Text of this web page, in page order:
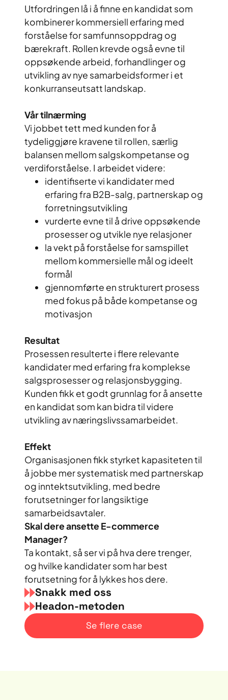
Utfordringen lå i å finne en kandidat som
kombinerer kommersiell erfaring med
forståelse for samfunnsoppdrag og
bærekraft. Rollen krevde også evne til
oppsøkende arbeid, forhandlinger og
utvikling av nye samarbeidsformer i et
konkurranseutsatt landskap.
Vår tilnærming
Vi jobbet tett med kunden for å
tydeliggjøre kravene til rollen, særlig
balansen mellom salgskompetanse og
verdiforståelse. I arbeidet videre:
identifiserte vi kandidater med
erfaring fra B2B-salg, partnerskap og
forretningsutvikling
vurderte evne til å drive oppsøkende
prosesser og utvikle nye relasjoner
la vekt på forståelse for samspillet
mellom kommersielle mål og ideelt
formål
gjennomførte en strukturert prosess
med fokus på både kompetanse og
motivasjon
Resultat
Prosessen resulterte i flere relevante
kandidater med erfaring fra komplekse
salgsprosesser og relasjonsbygging.
Kunden fikk et godt grunnlag for å ansette
en kandidat som kan bidra til videre
utvikling av næringslivssamarbeidet.
Effekt
Organisasjonen fikk styrket kapasiteten til
å jobbe mer systematisk med partnerskap
og inntektsutvikling, med bedre
forutsetninger for langsiktige
samarbeidsavtaler.
Skal dere ansette E-commerce
Manager?
Ta kontakt, så ser vi på hva dere trenger,
og hvilke kandidater som har best
forutsetning for å lykkes hos dere.
Snakk med oss
Headon-metoden
Se flere case